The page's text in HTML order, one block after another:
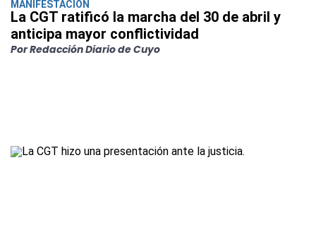
MANIFESTACIÓN
La CGT ratificó la marcha del 30 de abril y
anticipa mayor conflictividad
Por Redacción Diario de Cuyo